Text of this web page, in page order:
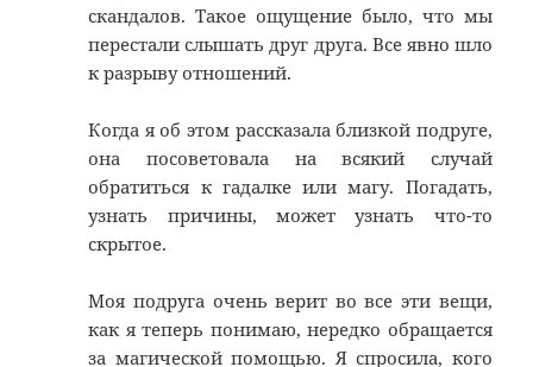
скандалов. Такое ощущение было, что мы
перестали слышать друг друга. Все явно шло
к разрыву отношений.
Когда я об этом рассказала близкой подруге,
она посоветовала на всякий случай
обратиться к гадалке или магу. Погадать,
узнать причины, может узнать что-то
скрытое.
Моя подруга очень верит во все эти вещи,
как я теперь понимаю, нередко обращается
за магической помощью. Я спросила, кого